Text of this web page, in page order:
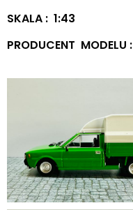
SKALA : 1:43
PRODUCENT